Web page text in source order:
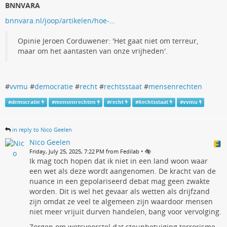
BNNVARA
bnnvara.nl/joop/artikelen/hoe-…
Opinie Jeroen Corduwener: 'Het gaat niet om terreur,
maar om het aantasten van onze vrijheden'.
#vvmu #democratie #recht #rechtsstaat #mensenrechten
#democratie #mensenrechten #recht #Rechtsstaat #vvmu
in reply to Nico Geelen
Nico Geelen
Friday, July 25, 2025, 7:22 PM from Fedilab •
Ik mag toch hopen dat ik niet in een land woon waar
een wet als deze wordt aangenomen. De kracht van de
nuance in een gepolariseerd debat mag geen zwakte
worden. Dit is wel het gevaar als wetten als drijfzand
zijn omdat ze veel te algemeen zijn waardoor mensen
niet meer vrijuit durven handelen, bang voor vervolging.